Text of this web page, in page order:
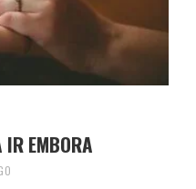
IR EMBORA